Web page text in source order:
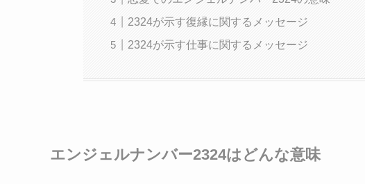
2324が示す復縁に関するメッセージ
2324が示す仕事に関するメッセージ
エンジェルナンバー2324はどんな意味